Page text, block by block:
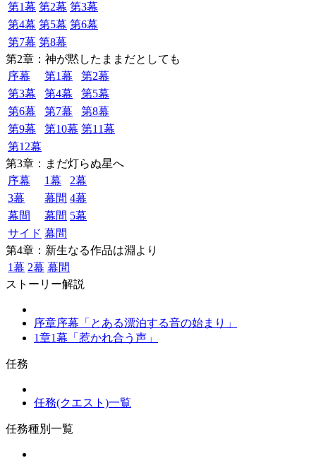
第1幕 第2幕 第3幕
第4幕 第5幕 第6幕
第7幕 第8幕
第2章：神が黙したままだとしても
序幕
第1幕
第2幕
第3幕
第4幕
第5幕
第6幕
第7幕
第8幕
第9幕
第10幕 第11幕
第12幕
第3章：まだ灯らぬ星へ
序幕
1幕
2幕
3幕
幕間 4幕
幕間
幕間 5幕
サイド 幕間
第4章：新生なる作品は淵より
1幕 2幕 幕間
ストーリー解説
序章序幕「とある漂泊する音の始まり」
1章1幕「惹かれ合う声」
任務
任務(クエスト)一覧
任務種別一覧